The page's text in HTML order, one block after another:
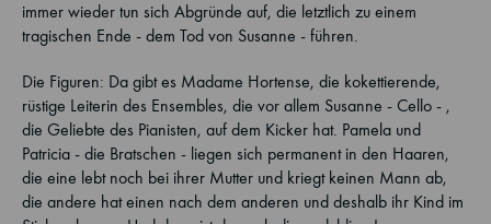
immer wieder tun sich Abgründe auf, die letztlich zu einem
tragischen Ende - dem Tod von Susanne - führen.
Die Figuren: Da gibt es Madame Hortense, die kokettierende,
rüstige Leiterin des Ensembles, die vor allem Susanne - Cello - ,
die Geliebte des Pianisten, auf dem Kicker hat. Pamela und
Patricia - die Bratschen - liegen sich permanent in den Haaren,
die eine lebt noch bei ihrer Mutter und kriegt keinen Mann ab,
die andere hat einen nach dem anderen und deshalb ihr Kind im